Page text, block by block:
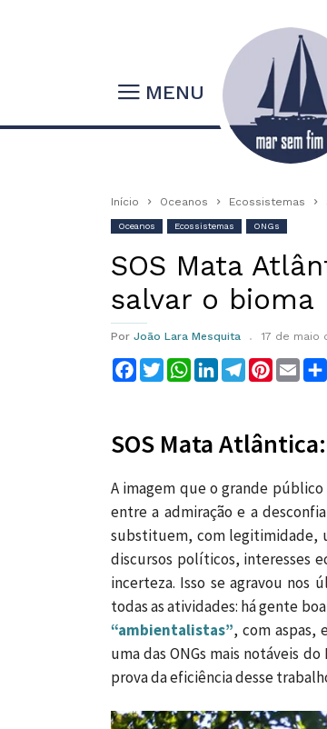
MENU
Início Oceanos Ecossistemas
Oceanos Ecossistemas ONGs
SOS Mata
salvar o bioma
Por João Lara Mesquita 17 de maio
Facebook
TwitterWhatsApp
LinkedInTelegram
Pinterest
Email
SOS Mata
A imagem que o grande
entre a admiração e a
substituem, com legitimidade,
discursos políticos, interesses
incerteza. Isso se agravou nos
todas as atividades: há gente
“ambientalistas”, com aspas,
uma das ONGs mais notáveis do
prova da eficiência desse